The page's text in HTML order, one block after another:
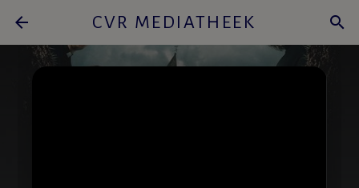
arrow_back CVR MEDIATHEEK search